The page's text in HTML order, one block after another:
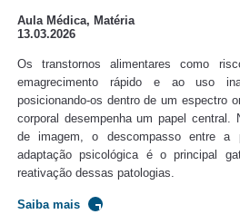
Aula Médica, Matéria
13.03.2026
Os transtornos alimentares como
emagrecimento rápido e ao uso
posicionando-os dentro de um espectro
corporal desempenha um papel central.
de imagem, o descompasso entre
adaptação psicológica é o principal
reativação dessas patologias.
Saiba mais